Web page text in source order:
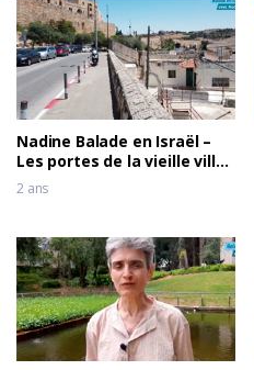
Nadine Balade en Israël –
Les portes de la vieille ville
de Jérusalem
2 ans